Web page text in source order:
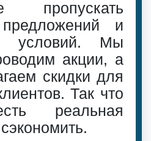
и
условий. Мы
акции, а
скидки для
Так что
реальная